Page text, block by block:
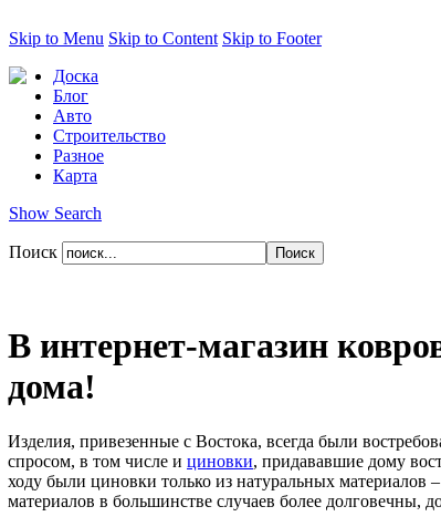
Skip to Menu Skip to Content Skip to Footer
Доска
Блог
Авто
Строительство
Разное
Карта
Show Search
Поиск
В интернет-магазин
дома!
Изделия, привезенные с Востока, всегда были
спросом, в том числе и циновки, придававшие дому
ходу были циновки только из натуральных материалов
материалов в большинстве случаев более долговечны,